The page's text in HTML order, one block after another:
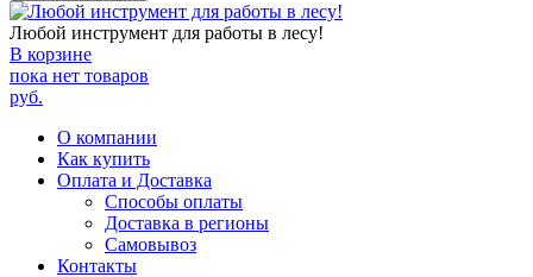
Любой инструмент для работы в лесу!
В корзине
пока нет товаров
руб.
О компании
Как купить
Оплата и Доставка
Способы оплаты
Доставка в регионы
Самовывоз
Контакты